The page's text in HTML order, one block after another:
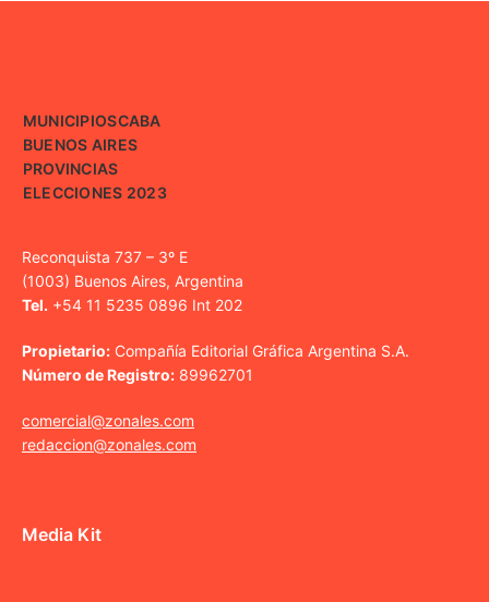
MUNICIPIOSCABA
BUENOS AIRES
PROVINCIAS
ELECCIONES 2023
Reconquista 737 – 3º E
(1003) Buenos Aires, Argentina
Tel. +54 11 5235 0896 Int 202
Propietario: Compañía Editorial Gráfica Argentina S.A.
Número de Registro: 89962701
comercial@zonales.com
redaccion@zonales.com
Media Kit